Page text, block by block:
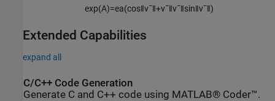
exp(A)=ea(cos‖v¯‖+v¯‖v¯‖sin‖v¯‖)
Extended Capabilities
expand all
C/C++ Code Generation
Generate C and C++ code using MATLAB® Coder™.